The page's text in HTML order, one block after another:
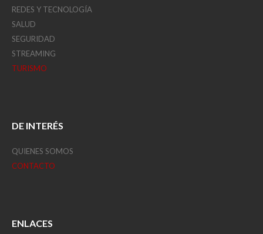
REDES Y TECNOLOGÍA
SALUD
SEGURIDAD
STREAMING
TURISMO
DE INTERÉS
QUIENES SOMOS
CONTACTO
ENLACES